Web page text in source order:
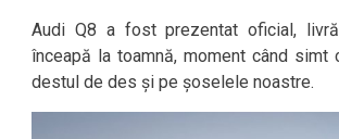
Audi Q8 a fost prezentat oficial,
înceapă la toamnă, moment când simt
destul de des și pe șoselele noastre.